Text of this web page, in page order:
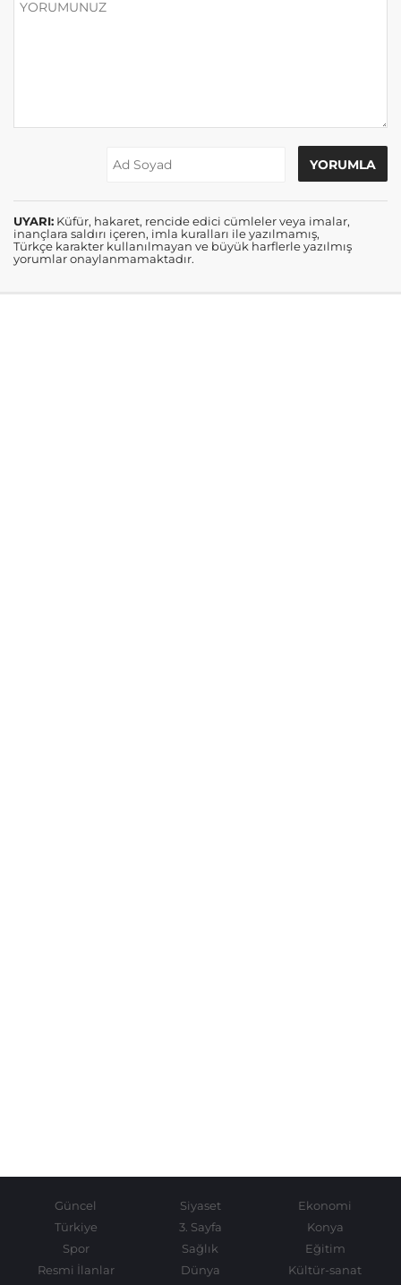
UYARI: Küfür, hakaret, rencide edici cümleler veya imalar,
inançlara saldırı içeren, imla kuralları ile yazılmamış,
Türkçe karakter kullanılmayan ve büyük harflerle yazılmış
yorumlar onaylanmamaktadır.
Güncel Siyaset
Ekonomi
Türkiye
3. Sayfa
Konya
Spor
Sağlık
Eğitim
Resmi İlanlar
Dünya
Kültür-sanat